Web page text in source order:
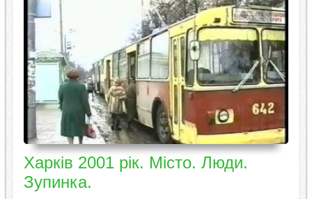
Харків 2001 рік. Місто. Люди.
Зупинка.